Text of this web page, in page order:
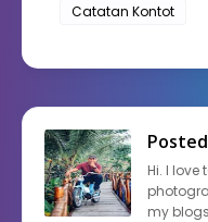
Catatan Kontot
Hi. I love
my